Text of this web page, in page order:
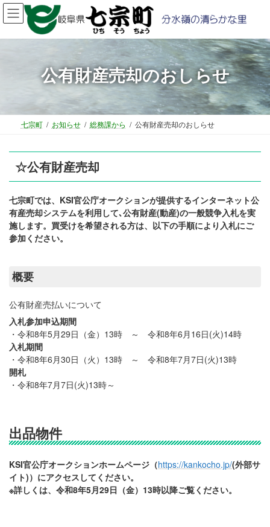
コ
ン
ナ
ビ
公有財産売却のおしらせ
七宗町 お知らせ 総務課から 公有財産売却のおしらせ
☆公有財産売却
七宗町では、KSI官公庁オークションが提供するインターネット公
有産売却システムを利用して､公有財産(動産)の一般競争入札を実
施します。買受けを希望される方は、以下の手順により入札にご
参加ください。
概要
公有財産売払いについて
入札参加申込期間
・令和8年5月29日（金）13時 ～ 令和8年6月16日(火)14時
入札期間
・令和8年6月30日（火）13時 ～ 令和8年7月7日(火)13時
開札
・令和8年7月7日(火)13時～
出品物件
KSI官公庁オークションホームページ（https://kankocho.jp/(外部サ
イト)）にアクセスしてください。
※詳しくは、令和8年5月29日（金）13時以降ご覧ください。